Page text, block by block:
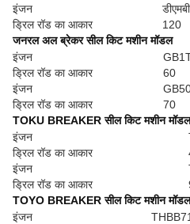
इंजन
ड्रिल रॉड का आकार
120
जनरल अल ब्रेकर सील किट मशीन मॉडल
इंजन
ड्रिल रॉड का आकार
60
इंजन
ड्रिल रॉड का आकार
70
TOKU BREAKER सील किट मशीन मॉडल
इंजन
ड्रिल रॉड का आकार
इंजन
ड्रिल रॉड का आकार
TOYO BREAKER सील किट मशीन मॉडल
इंजन
THBB71